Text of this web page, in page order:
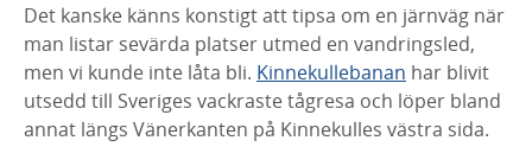
Det kanske känns konstigt att tipsa om en järnväg när
man listar sevärda platser utmed en vandringsled,
men vi kunde inte låta bli. Kinnekullebanan har blivit
utsedd till Sveriges vackraste tågresa och löper bland
annat längs Vänerkanten på Kinnekulles västra sida.